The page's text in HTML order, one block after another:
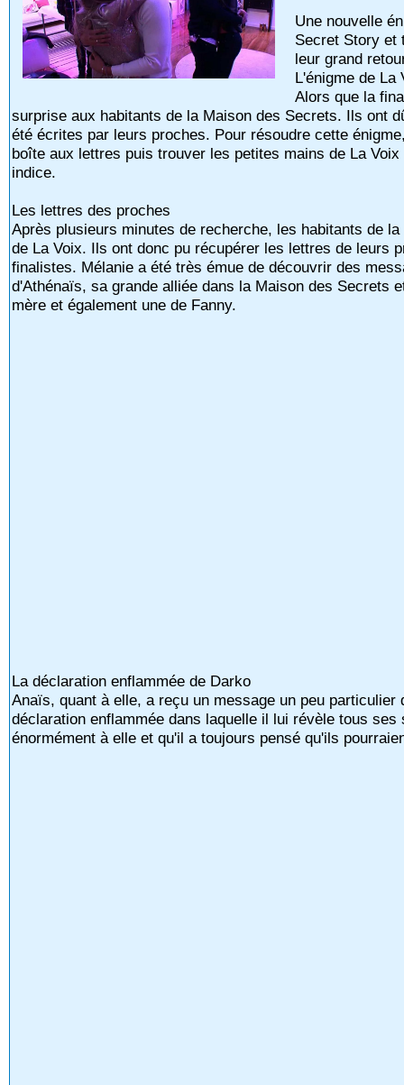
Une nouvelle
Secret Story et
leur grand
L'énigme de La
Alors que la
surprise aux habitants de la Maison des Secrets. Ils ont
été écrites par leurs proches. Pour résoudre cette
boîte aux lettres puis trouver les petites mains de La
indice.
Les lettres des proches
Après plusieurs minutes de recherche, les habitants de
de La Voix. Ils ont donc pu récupérer les lettres de leurs
finalistes. Mélanie a été très émue de découvrir des
d'Athénaïs, sa grande alliée dans la Maison des Secrets
mère et également une de Fanny.
La déclaration enflammée de Darko
Anaïs, quant à elle, a reçu un message un peu
déclaration enflammée dans laquelle il lui révèle tous
énormément à elle et qu'il a toujours pensé qu'ils